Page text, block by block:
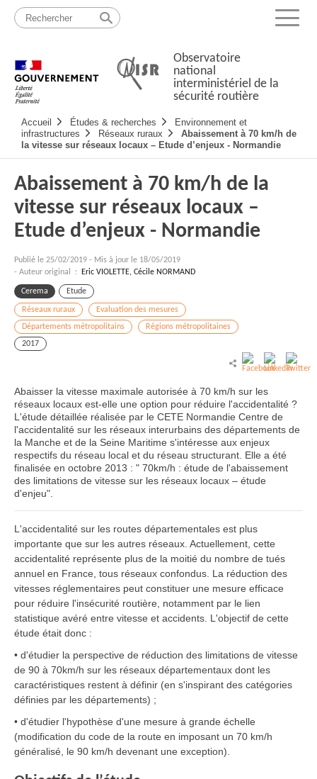
Passer
contenu
Menu
Observatoire
national
interministériel de la
sécurité routière
principale
Accueil Études & recherches
Environnement et
infrastructures
Réseaux ruraux
Abaissement à 70 km/h de
la vitesse sur réseaux locaux – Etude d’enjeux - Normandie
Abaissement à 70 km/h de la
vitesse sur réseaux locaux –
Etude d’enjeux - Normandie
Publié le 25/02/2019 - Mis à jour le 18/05/2019
- Auteur original :
Eric VIOLETTE, Cécile NORMAND
Cerema Etude
Réseaux ruraux
Evaluation des mesures
Départements métropolitains
Régions métropolitaines
2017
Abaisser la vitesse maximale autorisée à 70 km/h sur les
réseaux locaux est-elle une option pour réduire l'accidentalité ?
L'étude détaillée réalisée par le CETE Normandie Centre de
l'accidentalité sur les réseaux interurbains des départements de
la Manche et de la Seine Maritime s'intéresse aux enjeux
respectifs du réseau local et du réseau structurant. Elle a été
finalisée en octobre 2013 : " 70km/h : étude de l'abaissement
des limitations de vitesse sur les réseaux locaux – étude
d'enjeu".
L'accidentalité sur les routes départementales est plus
importante que sur les autres réseaux. Actuellement, cette
accidentalité représente plus de la moitié du nombre de tués
annuel en France, tous réseaux confondus. La réduction des
vitesses réglementaires peut constituer une mesure efficace
pour réduire l'insécurité routière, notamment par le lien
statistique avéré entre vitesse et accidents. L'objectif de cette
étude était donc :
• d'étudier la perspective de réduction des limitations de vitesse
de 90 à 70km/h sur les réseaux départementaux dont les
caractéristiques restent à définir (en s'inspirant des catégories
définies par les départements) ;
• d'étudier l'hypothèse d'une mesure à grande échelle
(modification du code de la route en imposant un 70 km/h
généralisé, le 90 km/h devenant une exception).